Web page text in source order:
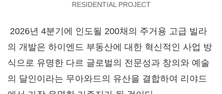
RESIDENTIAL PROJECT
2026년 4분기에 인도될 200채의 주거용 고급 빌라
의 개발은 하이엔드 부동산에 대한 혁신적인 사업 방
식으로 유명한 다르 글로벌의 전문성과 창의와 예술
의 달인이라는 무아와드의 유산을 결합하여 리야드